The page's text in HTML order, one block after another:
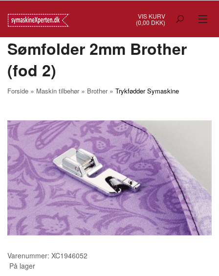
VIS KURV
(0,00 DKK)
TILBUD
SYMASKINER
BRODERIMASKINER
INDUSTRI
BRUGTE/DEMO
MASKIN TILBEHØR
SYTILBEHØR
KURSER
SCANNCUT
Sømfolder 2mm Brother
(fod 2)
Forside » Maskin tilbehør» Brother» Trykfødder Symaskine
Varenummer: XC1946052
På lager